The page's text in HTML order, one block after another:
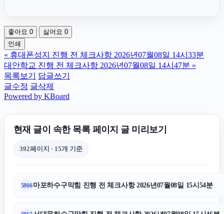
수원형사변호사
용인이혼변호사
김포공항주차대행
좋아요 0 싫어요 0
인쇄
« 휴대폰성지 진행 전 체크사항 2026년07월08일 14시33분
대안학교 진행 전 체크사항 2026년07월08일 14시47분 »
목록보기
답글쓰기
글수정 글삭제
Powered by KBoard
현재 글이 속한 목록 페이지 글 미리보기
392페이지 · 15개 기준
5866마포하수구막힘 진행 전 체크사항 2026년07월08일 15시54분